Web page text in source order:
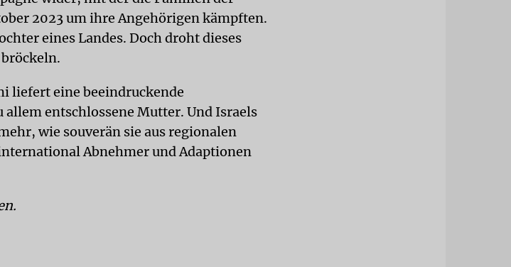
2023 um ihre Angehörigen kämpften.
eines Landes. Doch droht dieses
liefert eine beeindruckende
entschlossene Mutter. Und Israels
wie souverän sie aus regionalen
Abnehmer und Adaptionen